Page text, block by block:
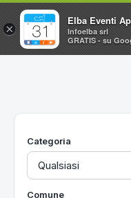
Home
Utilità
Categoria
Comune
×
Elba Eventi
Infoelba srl
GRATIS - su